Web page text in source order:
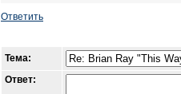
Ответить
Тема:
Ответ: